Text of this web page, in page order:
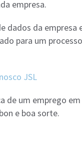
empresa.
dados da
para um
JSL
de um emprego
e boa sorte.